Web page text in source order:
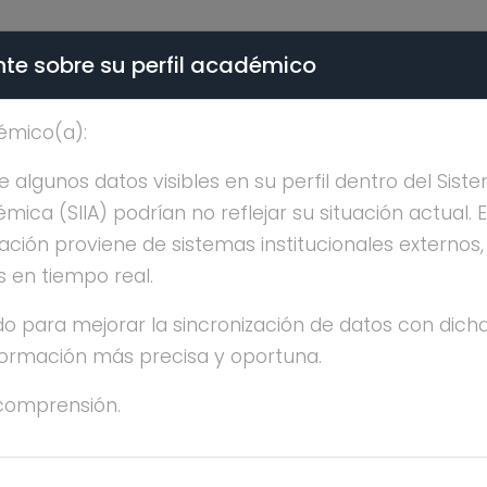
- PÚBLICO
VALERO
sobre su perfil académico
algunos datos visibles en su perfil dentro del
(SIIA) podrían no reflejar su situación actual.
proviene de sistemas institucionales
en tiempo real.
para mejorar la sincronización de datos con
más precisa y oportuna.